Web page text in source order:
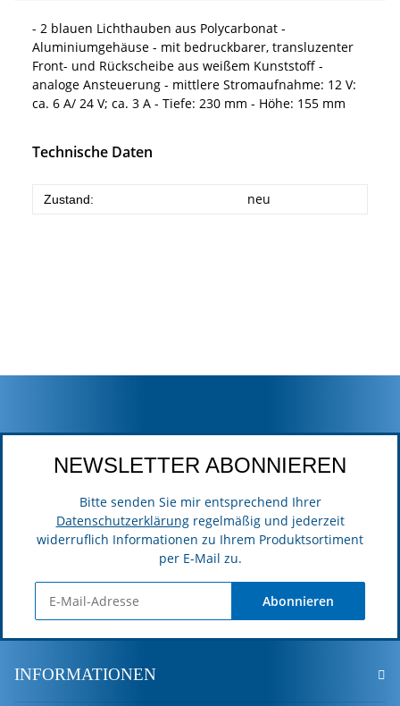
- 2 blauen Lichthauben aus Polycarbonat -
Aluminiumgehäuse - mit bedruckbarer, transluzenter
Front- und Rückscheibe aus weißem Kunststoff -
analoge Ansteuerung - mittlere Stromaufnahme: 12 V:
ca. 6 A/ 24 V; ca. 3 A - Tiefe: 230 mm - Höhe: 155 mm
Technische Daten
Zustand: neu
NEWSLETTER ABONNIEREN
Bitte senden Sie mir entsprechend Ihrer
Datenschutzerklärungregelmäßig und jederzeit
widerruflich Informationen zu Ihrem Produktsortiment
per E-Mail zu.
Abonnieren
INFORMATIONEN